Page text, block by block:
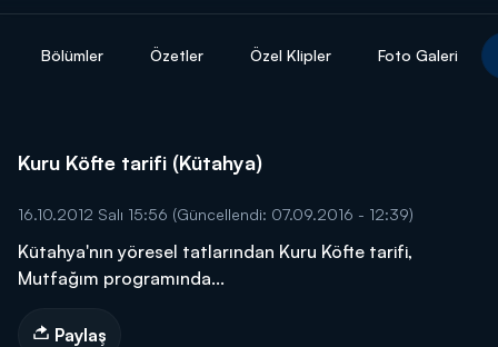
Bölümler Özetler Özel Klipler Foto Galeri
Kuru Köfte tarifi (Kütahya)
16.10.2012 Salı 15:56 (Güncellendi: 07.09.2016 - 12:39)
Kütahya'nın yöresel tatlarından Kuru Köfte tarifi,
Mutfağım programında...
Paylaş